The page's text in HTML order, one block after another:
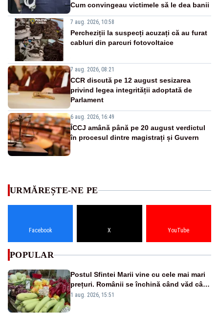
Cum convingeau victimele să le dea banii
7 aug. 2026, 10:58
Percheziții la suspecți acuzați că au furat
cabluri din parcuri fotovoltaice
7 aug. 2026, 08:21
CCR discută pe 12 august sesizarea
privind legea integrității adoptată de
Parlament
6 aug. 2026, 16:49
ÎCCJ amână până pe 20 august verdictul
în procesul dintre magistrați și Guvern
URMĂREȘTE-NE PE
Facebook X YouTube
POPULAR
Postul Sfintei Marii vine cu cele mai mari
prețuri. Românii se închină când văd cât
costă mâncarea de zi cu zi
1 aug. 2026, 15:51